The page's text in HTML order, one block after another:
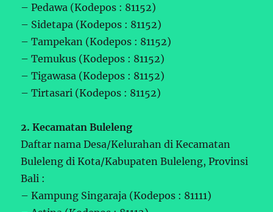
– Pedawa (Kodepos : 81152)
– Sidetapa (Kodepos : 81152)
– Tampekan (Kodepos : 81152)
– Temukus (Kodepos : 81152)
– Tigawasa (Kodepos : 81152)
– Tirtasari (Kodepos : 81152)
2. Kecamatan Buleleng
Daftar nama Desa/Kelurahan di Kecamatan
Buleleng di Kota/Kabupaten Buleleng, Provinsi
Bali :
– Kampung Singaraja (Kodepos : 81111)